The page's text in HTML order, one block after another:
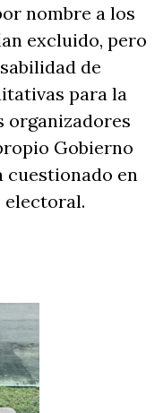
nombre a los
excluido, pero
de
para la
organizadores
Gobierno
cuestionado en
electoral.